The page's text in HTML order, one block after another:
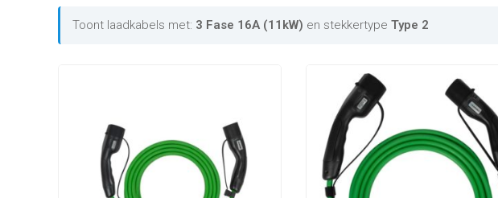
Toont laadkabels met: 3 Fase 16A (11kW) en stekkertype Type 2